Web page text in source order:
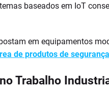
baseados em IoT
em equipamentos
de produtos de segurança
Trabalho